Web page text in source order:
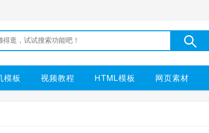
模板 视频教程 HTML模板 网页素材